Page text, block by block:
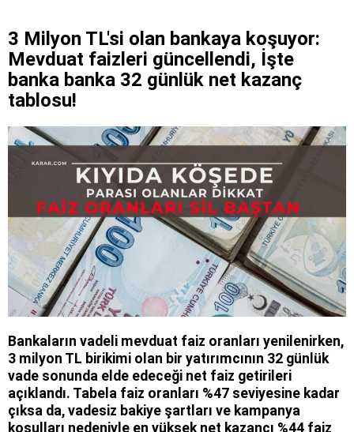
3 Milyon TL'si olan bankaya koşuyor:
Mevduat faizleri güncellendi, İşte
banka banka 32 günlük net kazanç
tablosu!
Bankaların vadeli mevduat faiz oranları yenilenirken,
3 milyon TL birikimi olan bir yatırımcının 32 günlük
vade sonunda elde edeceği net faiz getirileri
açıklandı. Tabela faiz oranları %47 seviyesine kadar
çıksa da, vadesiz bakiye şartları ve kampanya
koşulları nedeniyle en yüksek net kazancı %44 faiz